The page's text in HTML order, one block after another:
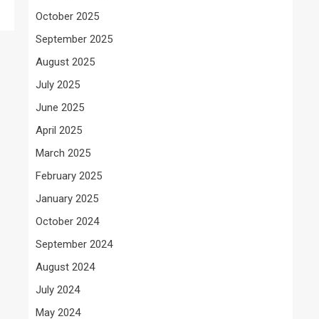
October 2025
September 2025
August 2025
July 2025
June 2025
April 2025
March 2025
February 2025
January 2025
October 2024
September 2024
August 2024
July 2024
May 2024